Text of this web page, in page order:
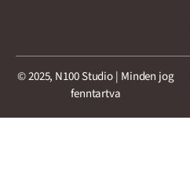
© 2025, N100 Studio | Minden jog
fenntartva